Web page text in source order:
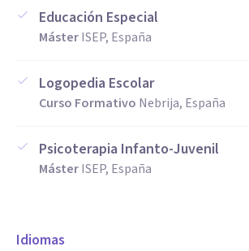
Educación Especial
MásterISEP, España
Logopedia Escolar
Curso Formativo Nebrija, España
Psicoterapia Infanto-Juvenil
MásterISEP, España
Idiomas